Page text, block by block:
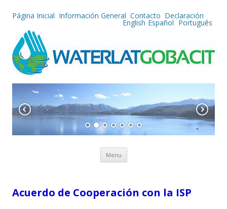
Página Inicial Información General Contacto Declaración
English Español Português
Menu Skip to content
Acuerdo de Cooperación con la ISP